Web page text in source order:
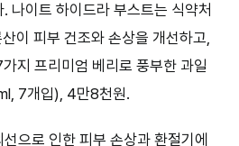
나이트 하이드라 부스트는 식약처
이 피부 건조와 손상을 개선하고,
지 프리미엄 베리로 풍부한 과일
7개입), 4만8천원.
선으로 인한 피부 손상과 환절기에